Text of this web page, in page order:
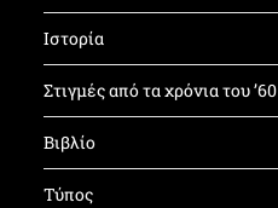
Ιστορία
Στιγμές από τα χρόνια του ’60
Βιβλίο
Τύπος